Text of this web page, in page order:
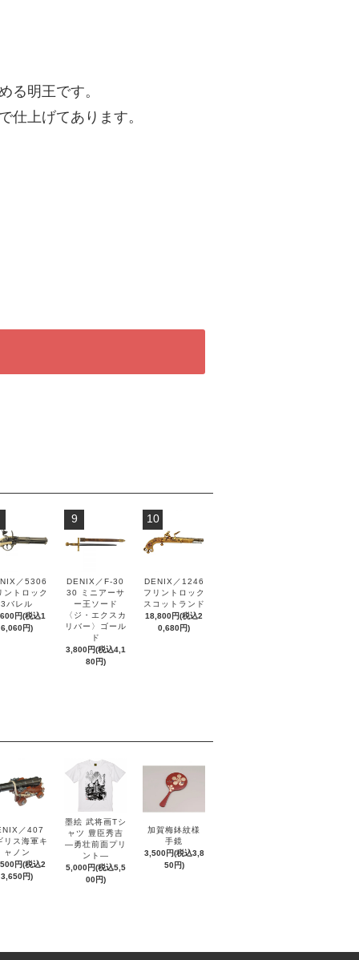
る明王です。
仕上げてあります。
／5306
ントロック
3バレル
円(税込1
6,060円)
9
DENIX／F-30
30 ミニアーサ
ー王ソード
〈ジ・エクスカ
リバー〉ゴール
ド
3,800円(税込4,1
80円)
10
DENIX／1246
フリントロック
スコットランド
18,800円(税込2
0,680円)
／407
リス海軍キ
ャノン
円(税込2
3,650円)
墨絵 武将画Tシ
ャツ 豊臣秀吉
―勇壮前面プリ
ント―
5,000円(税込5,5
00円)
加賀梅鉢紋様
手鏡
3,500円(税込3,8
50円)